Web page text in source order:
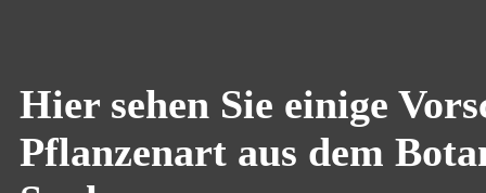
Hier sehen Sie einige
Pflanzenart aus dem